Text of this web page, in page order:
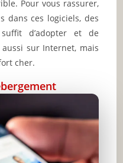
Pour vous rassurer,
dans ces logiciels, des
d’adopter et de
sur Internet, mais
cher.